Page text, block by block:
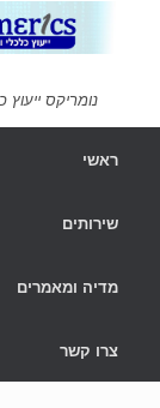
ראשי
שירותים
מדיה ומאמרים
צרו קשר